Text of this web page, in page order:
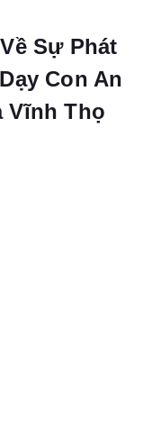
Sự Phát
Con An
Vĩnh Thọ